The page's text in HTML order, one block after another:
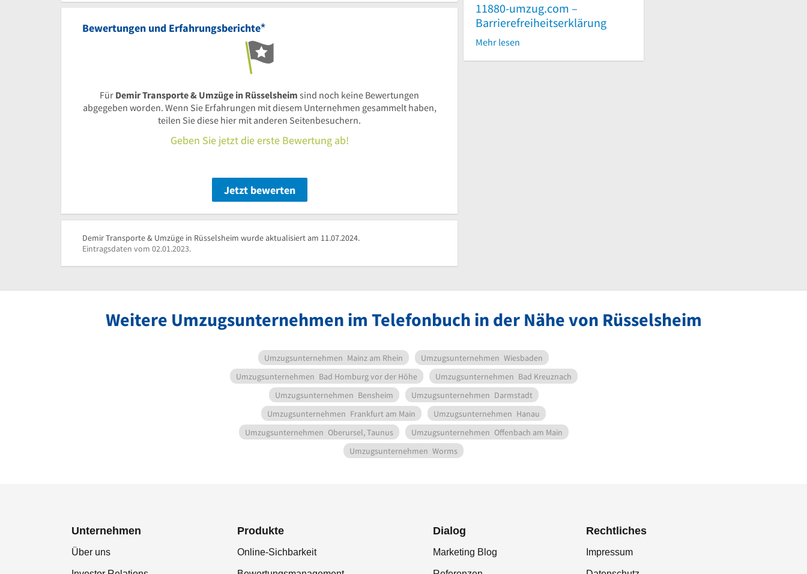
Bewertungen und Erfahrungsberichte*
Für Demir Transporte & Umzüge in Rüsselsheim sind noch keine Bewertungen
abgegeben worden. Wenn Sie Erfahrungen mit diesem Unternehmen gesammelt haben,
teilen Sie diese hier mit anderen Seitenbesuchern.
Geben Sie jetzt die erste Bewertung ab!
Jetzt bewerten
Demir Transporte & Umzüge in Rüsselsheim wurde aktualisiert am 11.07.2024.
Eintragsdaten vom 02.01.2023.
11880-umzug.com –
Barrierefreiheitserklärung
Mehr lesen
Weitere Umzugsunternehmen im Telefonbuch in der Nähe von Rüsselsheim
Umzugsunternehmen Mainz am Rhein Umzugsunternehmen Wiesbaden
Umzugsunternehmen Bad Homburg vor der Höhe Umzugsunternehmen Bad Kreuznach
Umzugsunternehmen Bensheim Umzugsunternehmen Darmstadt
Umzugsunternehmen Frankfurt am Main Umzugsunternehmen Hanau
Umzugsunternehmen Oberursel, Taunus Umzugsunternehmen Offenbach am Main
Umzugsunternehmen Worms
Unternehmen
Über uns
Produkte
Online-Sichbarkeit
Dialog
Marketing Blog
Rechtliches
Impressum